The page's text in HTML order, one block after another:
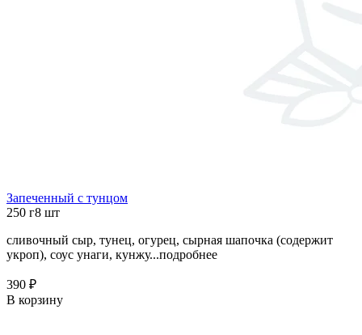
Запеченный с тунцом
250 г8 шт
сливочный сыр, тунец, огурец, сырная шапочка (содержит
укроп), соус унаги, кунжу...подробнее
390 ₽
В корзину